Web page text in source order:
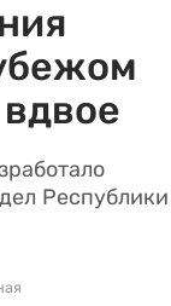
Республики